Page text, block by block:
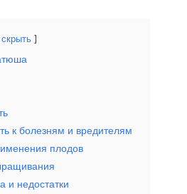
скрыть
к болезням и вредителям
плодов
и недостатки